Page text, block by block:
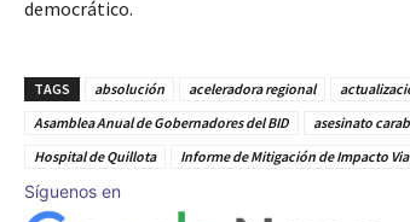
democrático.
TAGS absolución aceleradora regional
Asamblea Anual de Gobernadores del BID
asesinato
Hospital de Quillota
Informe de Mitigación de Impacto
Síguenos en